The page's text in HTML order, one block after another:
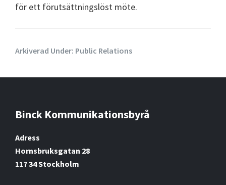
för ett förutsättningslöst möte.
Arkiverad Under: Public Relations
Footer
Binck Kommunikationsbyrå
Adress
Hornsbruksgatan 28
117 34 Stockholm